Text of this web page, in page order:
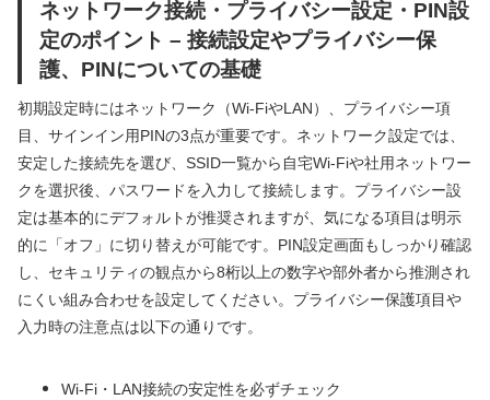
ネットワーク接続・プライバシー設定・PIN設
定のポイント – 接続設定やプライバシー保
護、PINについての基礎
初期設定時にはネットワーク（Wi-FiやLAN）、プライバシー項
目、サインイン用PINの3点が重要です。ネットワーク設定では、
安定した接続先を選び、SSID一覧から自宅Wi-Fiや社用ネットワー
クを選択後、パスワードを入力して接続します。プライバシー設
定は基本的にデフォルトが推奨されますが、気になる項目は明示
的に「オフ」に切り替えが可能です。PIN設定画面もしっかり確認
し、セキュリティの観点から8桁以上の数字や部外者から推測され
にくい組み合わせを設定してください。プライバシー保護項目や
入力時の注意点は以下の通りです。
Wi-Fi・LAN接続の安定性を必ずチェック